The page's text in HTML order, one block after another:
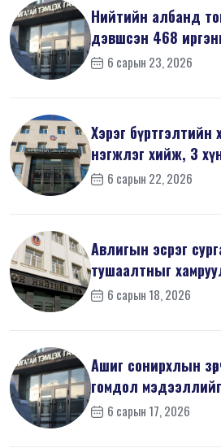
Нийтийн албанд
дэвшсэн 468
мэдүүл...
6 сарын 23, 2026
Хэрэг бүртгэлтийн
6 сарын 22, 2026
Авлигын эсрэг
тушаалтныг
6 сарын 18, 2026
Ашиг сонирхлын
гомдол
6 сарын 17, 2026